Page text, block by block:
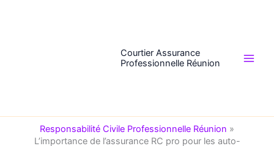
Courtier Assurance
Professionnelle Réunion
Responsabilité Civile Professionnelle Réunion »
L’importance de l’assurance RC pro pour les auto-